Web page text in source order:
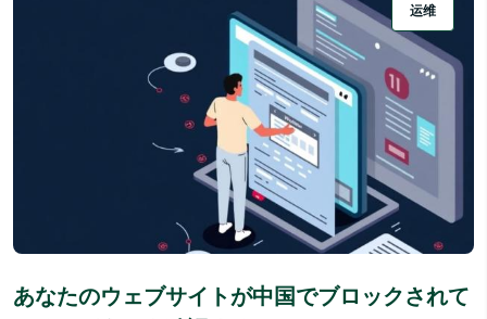
运维
あなたのウェブサイトが中国でブロックされて